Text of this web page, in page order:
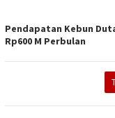
Pendapatan Kebun
Rp600 M Perbulan